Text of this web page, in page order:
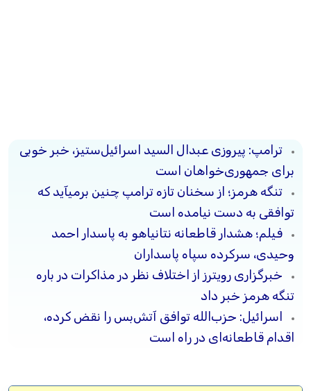
ترامپ: پیروزی عبدال السید اسرائیل‌ستیز، خبر خوبی
برای جمهوری‌خواهان است
تنگه هرمز؛ از سخنان تازه ترامپ چنین برمیآید که
توافقی به دست نیامده است
فیلم؛ هشدار قاطعانه نتانیاهو به پاسدار احمد
وحیدی، سرکرده سپاه پاسداران
خبرگزاری رویترز از اختلاف نظر در مذاکرات در باره
تنگه هرمز خبر داد
اسرائیل: حزب‌الله توافق آتش‌بس را نقض کرده،
اقدام قاطعانه‌ای در راه است